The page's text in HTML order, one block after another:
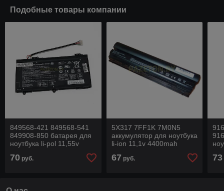
Подобные товары компании
849568-421 849568-541
849908-850 батарея для
ноутбука li-pol 11,55v
70 руб.
5X317 7FF1K 7M0N5
аккумулятор для ноутбука
li-ion 11,1v 4400mah
67 руб. 73